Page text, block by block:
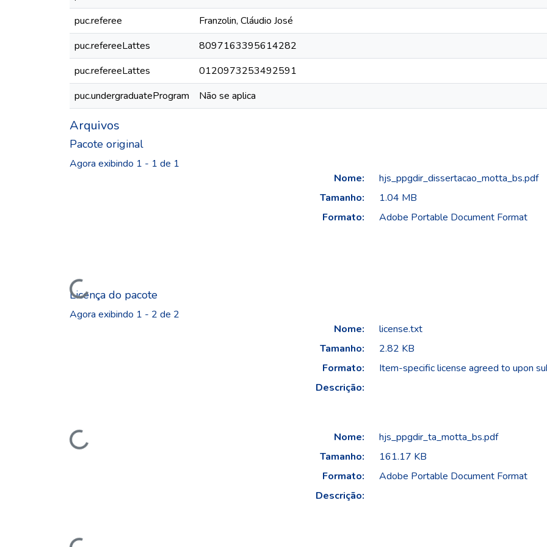
puc.referee
Franzolin, Cláudio José
puc.refereeLattes
8097163395614282
puc.refereeLattes
0120973253492591
puc.undergraduateProgram
Não se aplica
Arquivos
Pacote original
Agora exibindo 1 - 1 de 1
Carregando...
Nome:
hjs_ppgdir_dissertacao_motta_bs.pdf
Tamanho:
1.04 MB
Formato:
Adobe Portable Document Format
Licença do pacote
Agora exibindo 1 - 2 de 2
Carregando...
Nome:
license.txt
Tamanho:
2.82 KB
Formato:
Item-specific license agreed to upon
Descrição:
Carregando...
Nome:
hjs_ppgdir_ta_motta_bs.pdf
Tamanho:
161.17 KB
Formato:
Adobe Portable Document Format
Descrição: